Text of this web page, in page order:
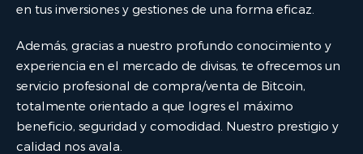
en tus inversiones y gestiones de una forma eficaz.
Además, gracias a nuestro profundo conocimiento y
experiencia en el mercado de divisas, te ofrecemos un
servicio profesional de compra/venta de Bitcoin,
totalmente orientado a que logres el máximo
beneficio, seguridad y comodidad. Nuestro prestigio y
calidad nos avala.